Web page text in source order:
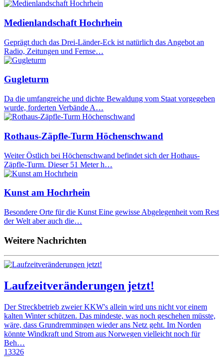
Medienlandschaft Hochrhein
Geprägt duch das Drei-Länder-Eck ist natürlich das Angebot an
Radio, Zeitungen und Fernse…
Gugleturm
Da die umfangreiche und dichte Bewaldung vom Staat vorgegeben
wurde, forderten Verbände A…
Rothaus-Zäpfle-Turm Höchenschwand
Weiter Östlich bei Höchenschwand befindet sich der Hothaus-
Zäpfle-Turm. Dieser 51 Meter h…
Kunst am Hochrhein
Besondere Orte für die Kunst Eine gewisse Abgelegenheit vom Rest
der Welt aber auch die…
Weitere Nachrichten
Laufzeitveränderungen jetzt!
Der Streckbetrieb zweier KKW's allein wird uns nicht vor einem
kalten Winter schützen. Das mindeste, was noch geschehen müsste,
wäre, dass Grundremmingen wieder ans Netz geht. Im Norden
könnte Windkraft und Strom aus Norwegen vielleicht noch für
Beh…
13326